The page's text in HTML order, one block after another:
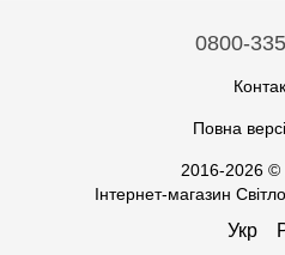
0800-
Повна
2016-2026 ©
Інтернет-магазин
Укр